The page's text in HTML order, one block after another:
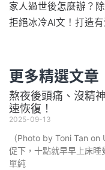
家人過世後怎麼辦？
拒絕冰冷AI文！打造
更多精選文章
熬夜後頭痛、沒精
速恢復！
2025-09-13
（Photo by Toni Tan
促下，十點就早早上床
單純